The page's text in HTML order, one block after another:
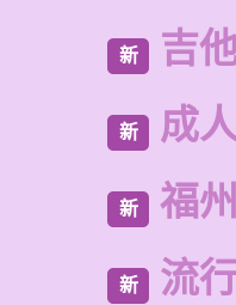
新 吉
新 成
新 福
新 流